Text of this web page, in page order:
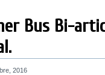
Bus Bi-
2016